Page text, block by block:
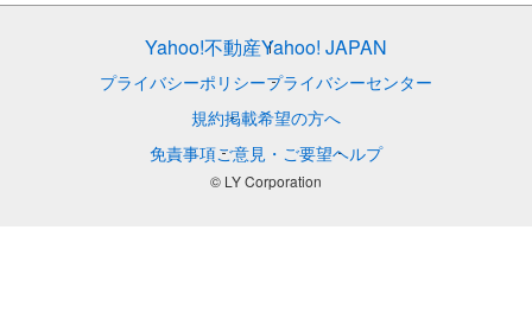
Yahoo!不動産Yahoo! JAPAN
プライバシーポリシープライバシーセンター
規約掲載希望の方へ
免責事項ご意見・ご要望ヘルプ
© LY Corporation